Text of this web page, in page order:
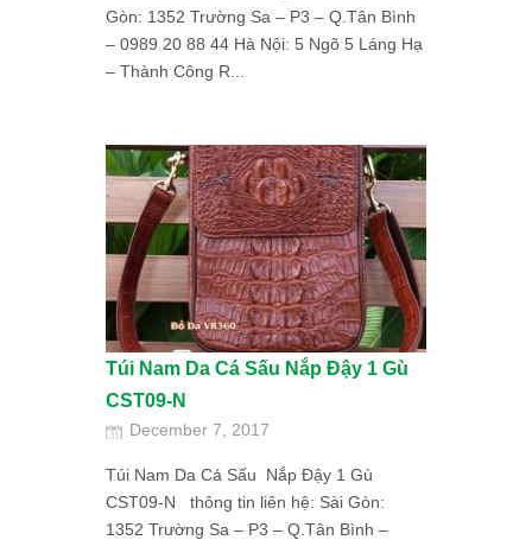
Gòn: 1352 Trường Sa – P3 – Q.Tân Bình
– 0989 20 88 44 Hà Nội: 5 Ngõ 5 Láng Hạ
– Thành Công R...
Túi Nam Da Cá Sấu Nắp Đậy 1 Gù
CST09-N
December 7, 2017
Túi Nam Da Cá Sấu Nắp Đậy 1 Gù
CST09-N thông tin liên hệ: Sài Gòn:
1352 Trường Sa – P3 – Q.Tân Bình –